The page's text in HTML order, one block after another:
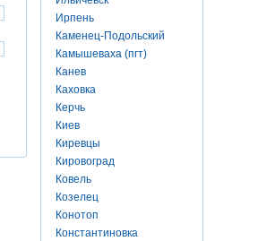
Ирпень
Каменец-Подольский
Камышеваха (пгт)
Канев
Каховка
Керчь
Киев
Киревцы
Кировоград
Ковель
Козелец
Конотоп
Константиновка